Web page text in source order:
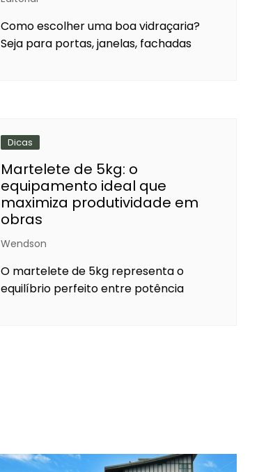
Como escolher uma boa vidraçaria?
Seja para portas, janelas, fachadas
Dicas
Martelete de 5kg: o
equipamento ideal que
maximiza produtividade em
obras
Wendson
O martelete de 5kg representa o
equilíbrio perfeito entre potência